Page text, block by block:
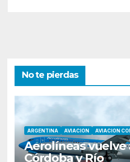
No te pierdas
ARGENTINA AVIACION AVIACION
Aerolíneas vuelve
Córdoba y Río